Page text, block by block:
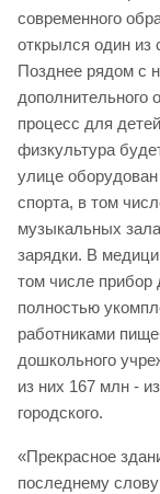
современного
открылся один из
Позднее рядом с
дополнительного
процесс для
физкультура
улице
спорта, в том
музыкальных
зарядки. В
том числе прибор
полностью
работниками
дошкольного
из них 167 млн -
городского.
«Прекрасное
последнему